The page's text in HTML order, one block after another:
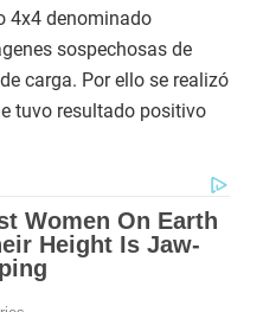
4x4 denominado
sospechosas de
carga. Por ello se realizó
tuvo resultado positivo